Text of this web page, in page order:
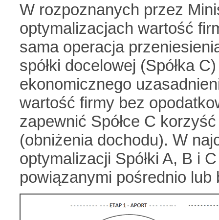
W rozpoznanych przez
optymalizacjach wartość
sama operacja
spółki docelowej (Spółka
ekonomicznego
wartość firmy bez
zapewnić Spółce C
(obniżenia dochodu). W
optymalizacji Spółki A, B i
powiązanymi pośrednio lub